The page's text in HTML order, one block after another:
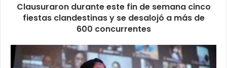
Clausuraron durante este fin de semana cinco
fiestas clandestinas y se desalojó a más de
600 concurrentes